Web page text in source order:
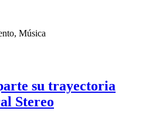
, Música
su trayectoria
Stereo